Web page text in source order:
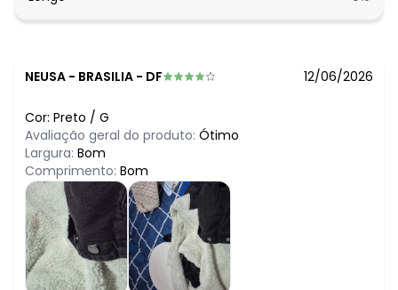
NEUSA - BRASILIA - DF 12/06/2026
Cor: Preto / G
Avaliação geral do produto: Ótimo
Largura: Bom
Comprimento: Bom